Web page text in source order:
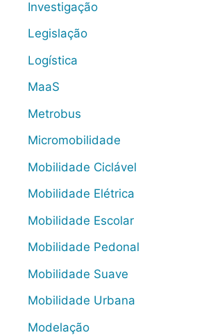
Investigação
Legislação
Logística
MaaS
Metrobus
Micromobilidade
Mobilidade Ciclável
Mobilidade Elétrica
Mobilidade Escolar
Mobilidade Pedonal
Mobilidade Suave
Mobilidade Urbana
Modelação